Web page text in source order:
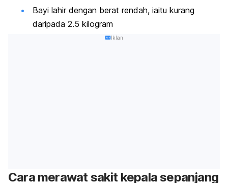
Bayi lahir dengan berat rendah, iaitu kurang
daripada 2.5 kilogram
Iklan
Cara merawat sakit kepala sepanjang